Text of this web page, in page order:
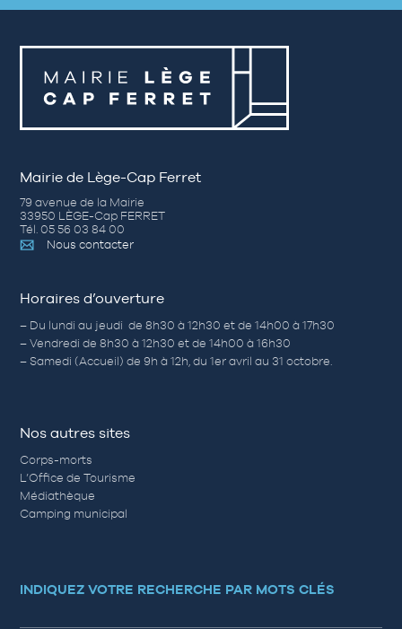
Mairie de Lège-Cap Ferret
79 avenue de la Mairie
33950 LÈGE-Cap FERRET
Tél. 05 56 03 84 00
Nous contacter
Horaires d’ouverture
– Du lundi au jeudi de 8h30 à 12h30 et de 14h00 à 17h30
– Vendredi de 8h30 à 12h30 et de 14h00 à 16h30
– Samedi (Accueil) de 9h à 12h, du 1er avril au 31 octobre.
Nos autres sites
Corps-morts
L’Office de Tourisme
Médiathèque
Camping municipal
INDIQUEZ VOTRE RECHERCHE PAR MOTS CLÉS